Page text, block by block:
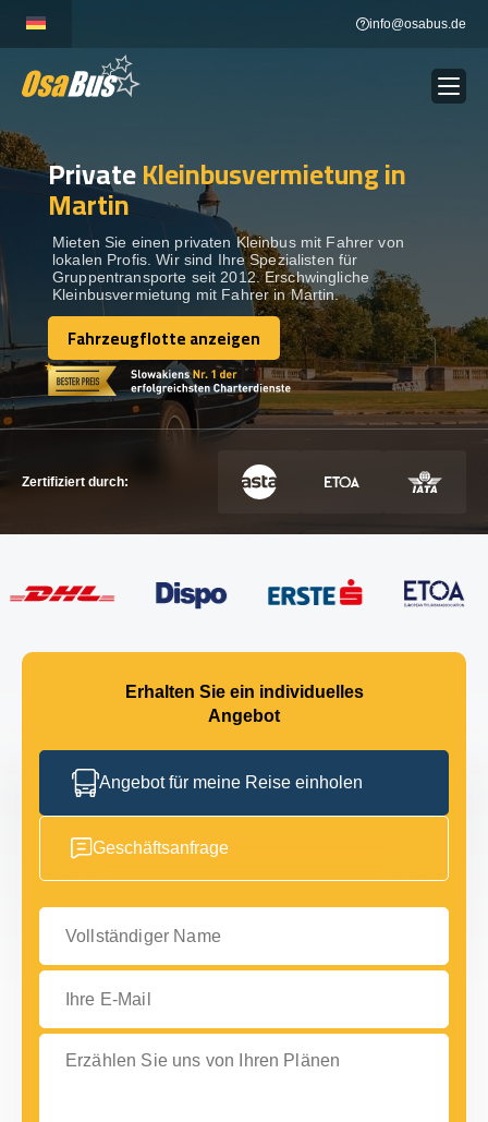
content
info@osabus.de
BUSVERMIETUNG Show dropdown
REISEZIELE
FLOTTE
KONTAKTIEREN SIE UNS
KONTAKTIEREN SIE UNS
PrivateKleinbusvermietung in
Martin
Mieten Sie einen privaten Kleinbus mit Fahrer von
lokalen Profis. Wir sind Ihre Spezialisten für
Gruppentransporte seit 2012. Erschwingliche
Kleinbusvermietung mit Fahrer in Martin.
Fahrzeugflotte anzeigen
Fahrzeugflotte anzeigen
Zertifiziert durch:
Erhalten Sie ein individuelles
Angebot
Angebot für meine Reise einholen
Geschäftsanfrage
Vollständiger Name
Ihre E-Mail
Erzählen Sie uns von Ihren Plänen